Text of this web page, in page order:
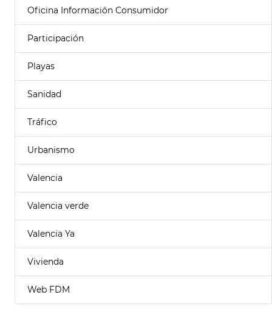
Oficina Información Consumidor
Participación
Playas
Sanidad
Tráfico
Urbanismo
Valencia
Valencia verde
Valencia Ya
Vivienda
Web FDM